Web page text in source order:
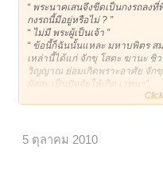
“ พระนาคเสนจึงขีดเป็นกงรถล
กงรถนี้มีอยู่หรือไม่ ? ”
“ ไม่มี พระผู้เป็นเจ้า ”
“ ข้อนี้ก็ฉันนั้นแหละ มหาบพิตร สม
เหล่านี้ได้แก่ จักขุ โสตะ ฆานะ ชิ
วิญญาณ ย่อมเกิดพราะอาศัย จักขุ
ผัสสะ เป็นปัจจัยให้เกิด เวทนา”
เวทนา เป็นปัจจัยให้เกิด ตัณหา
จักขุ ก็เกิดจาก กรรม อีก ที่สุดแห่ง
“ ไม่มี พระผู้เป็นเจ้า ”
5 ตุลาคม 2010